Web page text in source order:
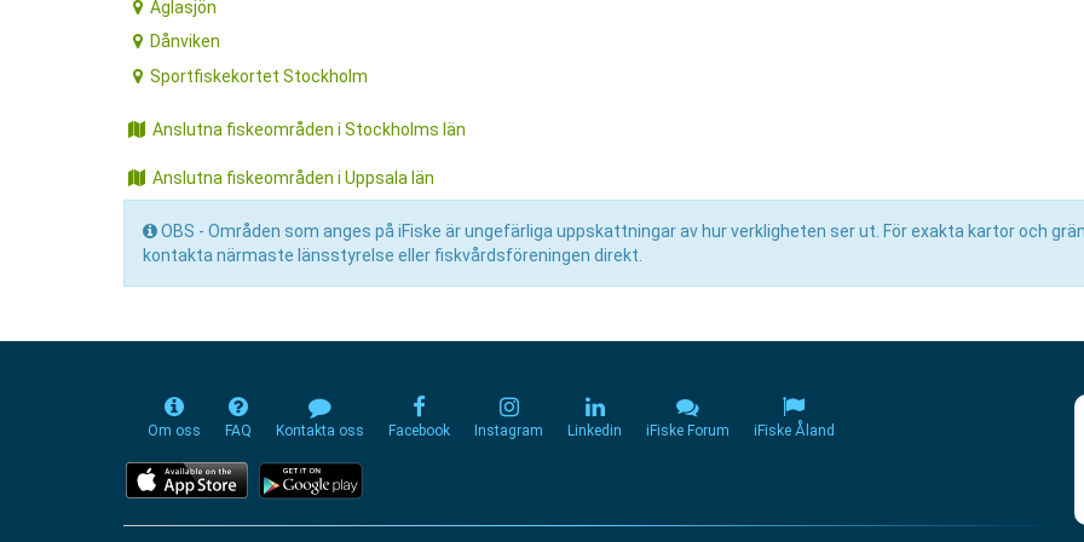
Aglasjön
Dånviken
Sportfiskekortet Stockholm
Anslutna fiskeområden i Stockholms län
Anslutna fiskeområden i Uppsala län
OBS - Områden som anges på iFiske är ungefärliga uppskattningar av hur verkligheten ser ut. För exakta kartor och
kontakta närmaste länsstyrelse eller fiskvårdsföreningen direkt.
Om oss FAQ Kontakta oss Facebook Instagram Linkedin iFiske Forum iFiske Åland